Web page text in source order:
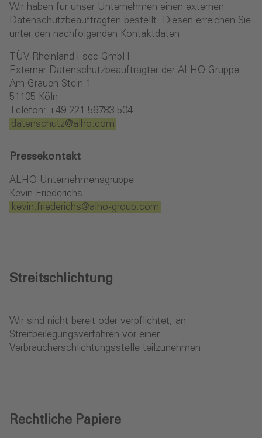
Wir haben für unser Unternehmen einen externen
Datenschutzbeauftragten bestellt. Diesen erreichen Sie
unter den nachfolgenden Kontaktdaten:
TÜV Rheinland i-sec GmbH
Externer Datenschutzbeauftragter der ALHO Gruppe
Am Grauen Stein 1
51105 Köln
Telefon: +49 221 56783 504
datenschutz@alho.com
Pressekontakt
ALHO Unternehmensgruppe
Kevin Friederichs
kevin.friederichs@alho-group.com
Streitschlichtung
Wir sind nicht bereit oder verpflichtet, an
Streitbeilegungsverfahren vor einer
Verbraucherschlichtungsstelle teilzunehmen.
Rechtliche Papiere